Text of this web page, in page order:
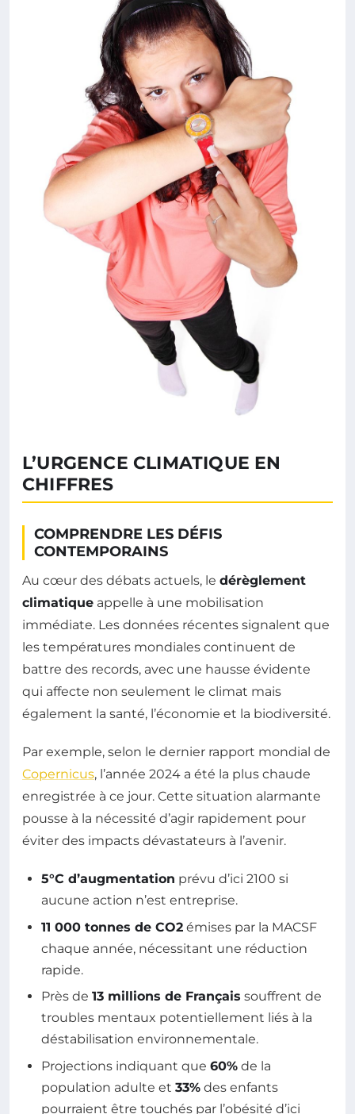
L’URGENCE CLIMATIQUE EN
CHIFFRES
COMPRENDRE LES DÉFIS
CONTEMPORAINS
Au cœur des débats actuels, le dérèglement
climatique appelle à une mobilisation
immédiate. Les données récentes signalent que
les températures mondiales continuent de
battre des records, avec une hausse évidente
qui affecte non seulement le climat mais
également la santé, l’économie et la biodiversité.
Par exemple, selon le dernier rapport mondial de
Copernicus, l’année 2024 a été la plus chaude
enregistrée à ce jour. Cette situation alarmante
pousse à la nécessité d’agir rapidement pour
éviter des impacts dévastateurs à l’avenir.
5°C d’augmentation prévu d’ici 2100 si
aucune action n’est entreprise.
11 000 tonnes de CO2 émises par la MACSF
chaque année, nécessitant une réduction
rapide.
Près de 13 millions de Français souffrent de
troubles mentaux potentiellement liés à la
déstabilisation environnementale.
Projections indiquant que 60% de la
population adulte et 33% des enfants
pourraient être touchés par l’obésité d’ici